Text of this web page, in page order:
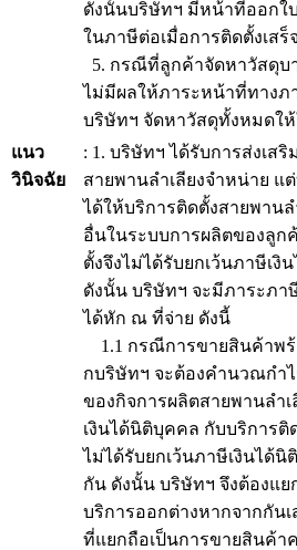
ดังนั้นบริษัทฯ มีหน้าที่ออกใ
ในภาษีต่อเมื่อการติดตั้งเสร็
5. กรณีที่ลูกค้าจัดหาวัสดุบ
ไม่มีผลให้ภาระหน้าที่ทาง
บริษัทฯ จัดหาวัสดุทั้งหมดใ
แนว
วินิจฉัย
: 1. บริษัทฯ ได้รับการส่งเส
สายพานลำเลียงจำหน่าย แ
ได้ให้บริการติดตั้งสายพานล
อื่นในระบบการผลิตของลูก
ตั้งจึงไม่ได้รับยกเว้นภาษีเ
ดังนั้น บริษัทฯ จะมีภาระภา
ได้หัก ณ ที่จ่าย ดังนี้
1.1 กรณีการขายสินค้าพร้
กบริษัทฯ จะต้องคำนวณกำ
ของกิจการผลิตสายพานลำเ
เงินได้นิติบุคคล กับบริการติ
ไม่ได้รับยกเว้นภาษีเงินได้
กัน ดังนั้น บริษัทฯ จึงต้องแ
บริการออกต่างหากจากกัน
ที่แยกถือเป็นการขายสินค้า